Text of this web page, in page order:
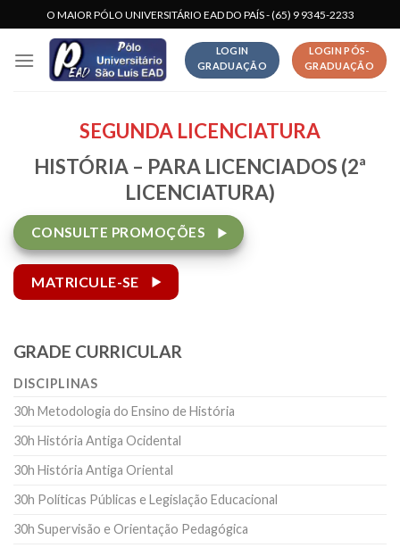
to
content
O MAIOR PÓLO UNIVERSITÁRIO EAD DO PAÍS - (65) 9 9345-2233
LOGIN
GRADUAÇÃO
LOGIN PÓS-
GRADUAÇÃO
SEGUNDA LICENCIATURA
HISTÓRIA – PARA LICENCIADOS (2ª
LICENCIATURA)
CONSULTE PROMOÇÕES
MATRICULE-SE
GRADE CURRICULAR
DISCIPLINAS
30h Metodologia do Ensino de História
30h História Antiga Ocidental
30h História Antiga Oriental
30h Políticas Públicas e Legislação Educacional
30h Supervisão e Orientação Pedagógica